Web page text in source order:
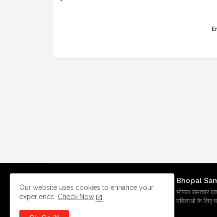
Bhopal
भोपाल समाचार एक
महिलाओं के लिए
Our website uses cookies to enhance your
experience. Check Now